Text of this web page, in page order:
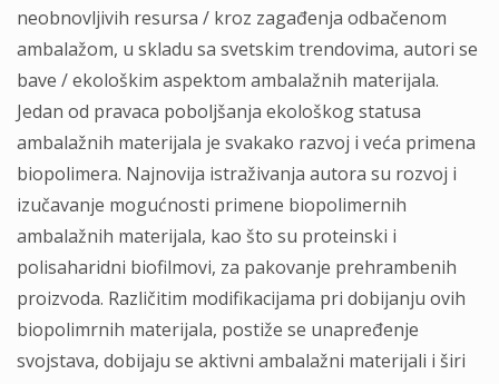
neobnovljivih resursa / kroz zagađenja odbačenom
ambalažom, u skladu sa svetskim trendovima, autori se
bave / ekološkim aspektom ambalažnih materijala.
Jedan od pravaca poboljšanja ekološkog statusa
ambalažnih materijala je svakako razvoj i veća primena
biopolimera. Najnovija istraživanja autora su rozvoj i
izučavanje mogućnosti primene biopolimernih
ambalažnih materijala, kao što su proteinski i
polisaharidni biofilmovi, za pakovanje prehrambenih
proizvoda. Različitim modifikacijama pri dobijanju ovih
biopolimrnih materijala, postiže se unapređenje
svojstava, dobijaju se aktivni ambalažni materijali i širi